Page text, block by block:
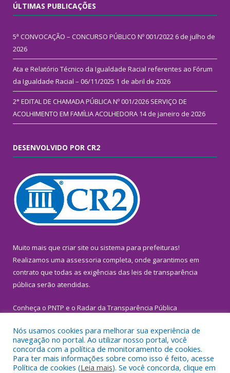
ÚLTIMAS PUBLICAÇÕES
5ª CONVOCAÇÃO – CONCURSO PÚBLICO Nº 001/2022 6 de julho de
2026
Ata e Relatório Técnico da Igualdade Racial referentes ao Fórum
da Igualdade Racial – 06/11/2025 1 de abril de 2026
2° EDITAL DE CHAMADA PÚBLICA Nº 001/2026 SERVIÇO DE
ACOLHIMENTO EM FAMÍLIA ACOLHEDORA 14 de janeiro de 2026
DESENVOLVIDO POR CR2
Muito mais que criar site ou sistema para prefeituras!
Realizamos uma assessoria completa, onde garantimos em
contrato que todas as exigências das leis de transparência
pública serão atendidas.
Conheça o PNTP e o Radar da Transparência Pública
Todos os direitos reservados a Prefeitura Municipal de
Nós usamos cookies para melhorar sua experiência de
navegação no portal. Ao utilizar nosso portal, você
concorda com a política de monitoramento de cookies.
Para ter mais informações sobre como isso é feito, acesse
Política de cookies (Leia mais). Se você concorda, clique em